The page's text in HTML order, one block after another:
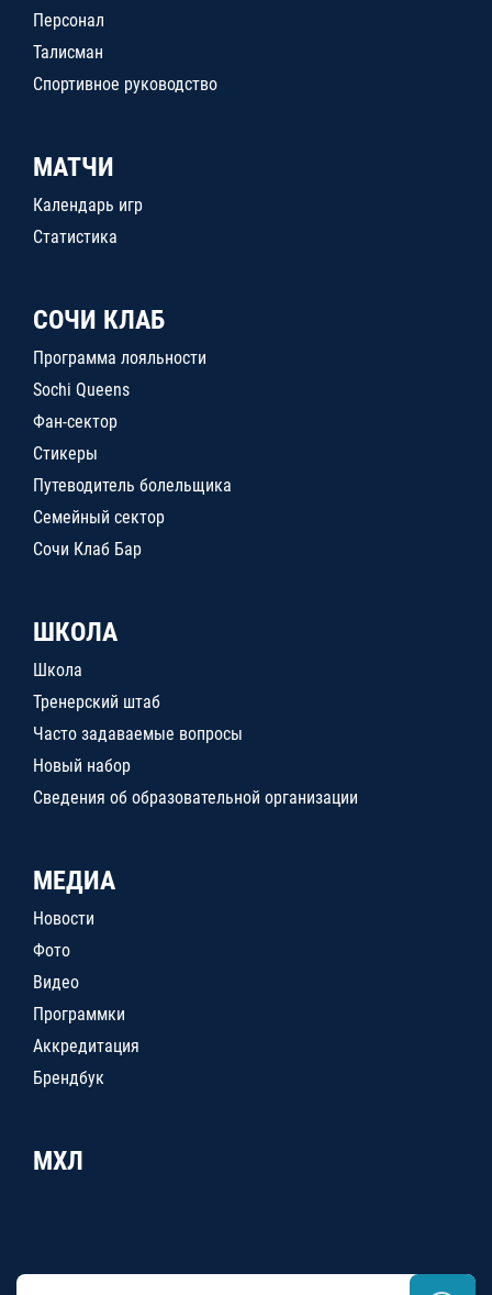
Персонал
Талисман
Спортивное руководство
МАТЧИ
Календарь игр
Статистика
СОЧИ КЛАБ
Программа лояльности
Sochi Queens
Фан-сектор
Стикеры
Путеводитель болельщика
Семейный сектор
Сочи Клаб Бар
ШКОЛА
Школа
Тренерский штаб
Часто задаваемые вопросы
Новый набор
Сведения об образовательной организации
МЕДИА
Новости
Фото
Видео
Программки
Аккредитация
Брендбук
МХЛ